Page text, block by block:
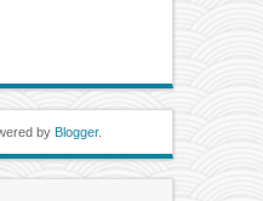
by Blogger.